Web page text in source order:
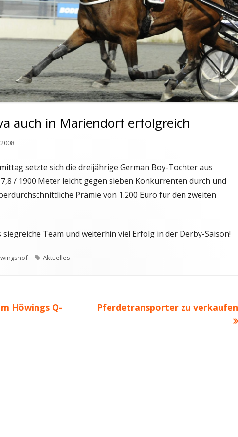
auch in Mariendorf erfolgreich
setzte sich die dreijährige German Boy-Tochter aus
/ 1900 Meter leicht gegen sieben Konkurrenten durch und
Prämie von 1.200 Euro für den zweiten
Team und weiterhin viel Erfolg in der Derby-Saison!
Schlagwörter
Aktuelles
Höwings Q-
Nächster
Pferdetransporter zu verkaufen